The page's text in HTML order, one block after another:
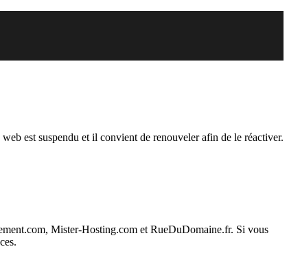
est suspendu et il convient de renouveler afin de le réactiver.
Mister-Hosting.com et RueDuDomaine.fr. Si vous